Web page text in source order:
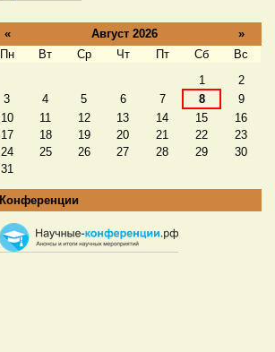
« Август 2026 »
Пн Вт Ср Чт Пт Сб
Вс
1
2
3
4 5 6 7 8
9
10
11 12 13 14 15
16
17
18 19 20 21 22
23
24
25 26 27 28 29
30
31
Конференции